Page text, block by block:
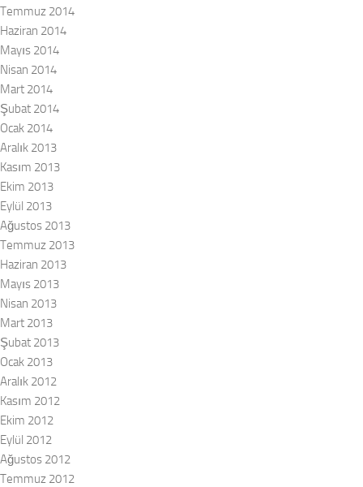
Temmuz 2014
Haziran 2014
Mayıs 2014
Nisan 2014
Mart 2014
Şubat 2014
Ocak 2014
Aralık 2013
Kasım 2013
Ekim 2013
Eylül 2013
Ağustos 2013
Temmuz 2013
Haziran 2013
Mayıs 2013
Nisan 2013
Mart 2013
Şubat 2013
Ocak 2013
Aralık 2012
Kasım 2012
Ekim 2012
Eylül 2012
Ağustos 2012
Temmuz 2012